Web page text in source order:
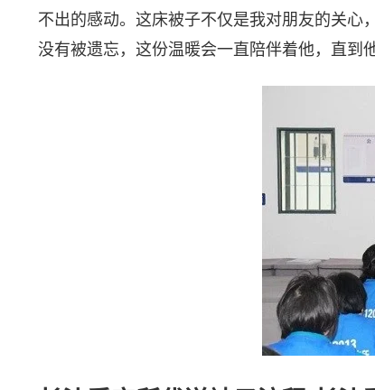
不出的感动。这床被子不仅是我对朋友的关心
没有被遗忘，这份温暖会一直陪伴着他，直到